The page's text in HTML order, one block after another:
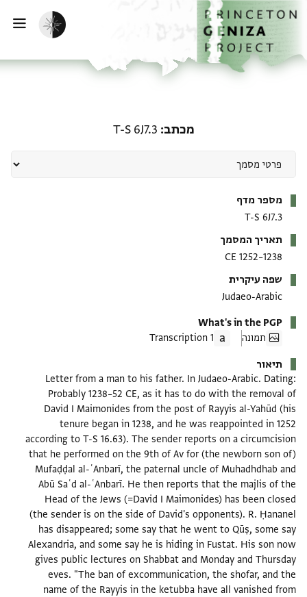
לתוכןהבית
הפעלת מצב כהה
מכתב T-S 6J7.3
מספר מדף
T-S 6J7.3
תאריך המסמך
1238–1252 CE
שפה עיקרית
Judaeo-Arabic
What's in the PGP
תמונה
1 Transcription
תיאור
Letter from a man to his father. In Judaeo-Arabic. Dating:
Probably 1238–52 CE, as it has to do with the removal of
David I Maimonides from the post of Rayyis al-Yahūd (his
tenure began in 1238, and he was reappointed in 1252
according to T-S 16.63). The sender reports on a circumcision
that he performed on the 9th of Av for (the newborn son of)
Mufaḍḍal al-ʿAnbarī, the paternal uncle of Muhadhdhab and
Abū Saʿd al-ʿAnbarī. He then reports that the majlis of the
Head of the Jews (=David I Maimonides) has been closed
(the sender is on the side of David's opponents). R. Ḥananel
has disappeared; some say that he went to Qūṣ, some say
Alexandria, and some say he is hiding in Fustat. His son now
gives public lectures on Shabbat and Monday and Thursday
eves. "The ban of excommunication, the shofar, and the
name of the Rayyis in the ketubba have all vanished from